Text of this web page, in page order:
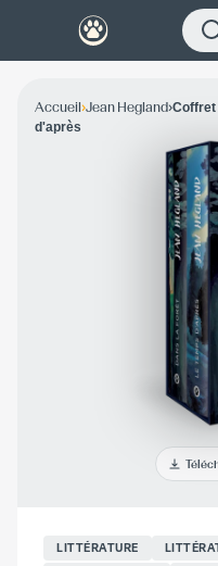
Accueil›Jean Hegland›Coffret
d'après
LITTÉRATURE